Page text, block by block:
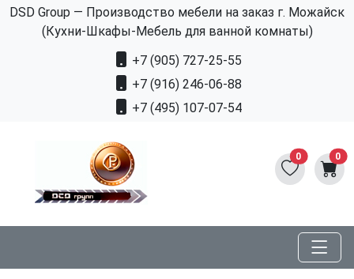
DSD Group — Производство мебели на заказ г. Можайск
(Кухни-Шкафы-Мебель для ванной комнаты)
+7 (905) 727-25-55
+7 (916) 246-06-88
+7 (495) 107-07-54
0 0